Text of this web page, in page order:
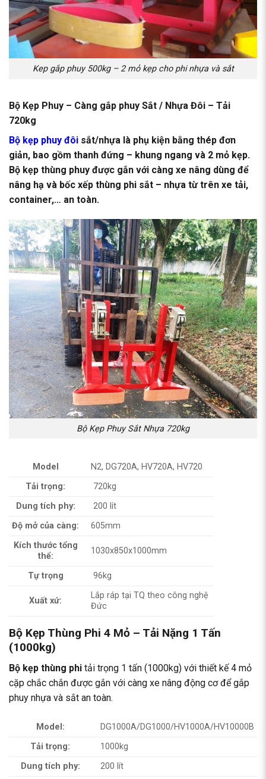
Kep gắp phuy 500kg – 2 mỏ kẹp cho phi nhựa và sắt
Bộ Kẹp Phuy – Càng gắp phuy Sắt / Nhựa Đôi – Tải
720kg
Bộ kẹp phuy đôi sắt/nhựa là phụ kiện bằng thép đơn
giản, bao gồm thanh đứng – khung ngang và 2 mỏ kẹp.
Bộ kẹp thùng phuy được gắn với càng xe nâng dùng để
nâng hạ và bốc xếp thùng phi sắt – nhựa từ trên xe tải,
container,… an toàn.
Bộ Kẹp Phuy Sắt Nhựa 720kg
Model
N2, DG720A, HV720A, HV720
Tải trọng:
720kg
Dung tích phy:
200 lít
Độ mở của càng:
605mm
Kích thước tổng
thể:
1030x850x1000mm
Tự trọng 96kg
Xuất xứ:
Lắp ráp tại TQ theo công nghệ
Đức
Bộ Kẹp Thùng Phi 4 Mỏ – Tải Nặng 1 Tấn
(1000kg)
Bộ kẹp thùng phi tải trọng 1 tấn (1000kg) với thiết kế 4 mỏ
cặp chắc chắn được gắn với càng xe nâng động cơ để gắp
phuy nhựa và sắt an toàn.
Model:
DG1000A/DG1000/HV1000A/HV10000B
Tải trọng:
1000kg
Dung tích phy:
200 lít